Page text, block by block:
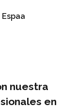
nuestra
en